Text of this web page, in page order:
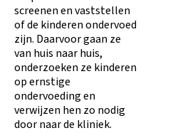
screenen en vaststellen
of de kinderen ondervoed
zijn. Daarvoor gaan ze
van huis naar huis,
onderzoeken ze kinderen
op ernstige
ondervoeding en
verwijzen hen zo nodig
door naar de kliniek.